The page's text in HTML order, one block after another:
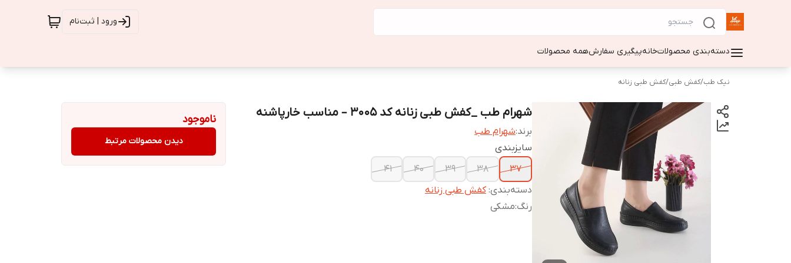
ورود | ثبت‌نام
دسته‌بندی محصولاتخانهپیگیری سفارشهمه محصولات
نیک طب/کفش طبی/کفش طبی زنانه
شهرام طب _کفش طبی زنانه کد 3005 – مناسب خارپاشنه
برند:شهرام طب
سایزبندی
37
38
39
40
41
دسته‌بندی:کفش طبی زنانه
رنگ:مشکی
ناموجود
دیدن محصولات مرتبط